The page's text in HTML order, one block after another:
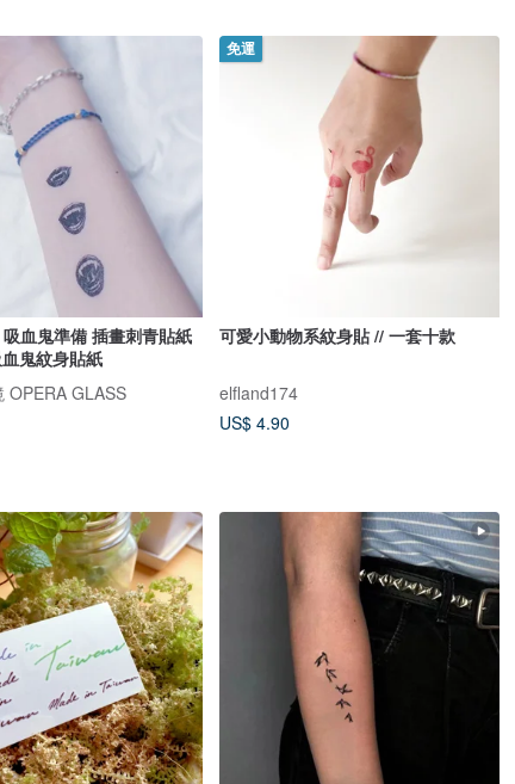
血鬼準備 插畫刺青貼紙
鬼紋身貼紙
OPERA GLASS
免運
可愛小動物系紋身貼 // 一套十款
elfland174
US$ 4.90